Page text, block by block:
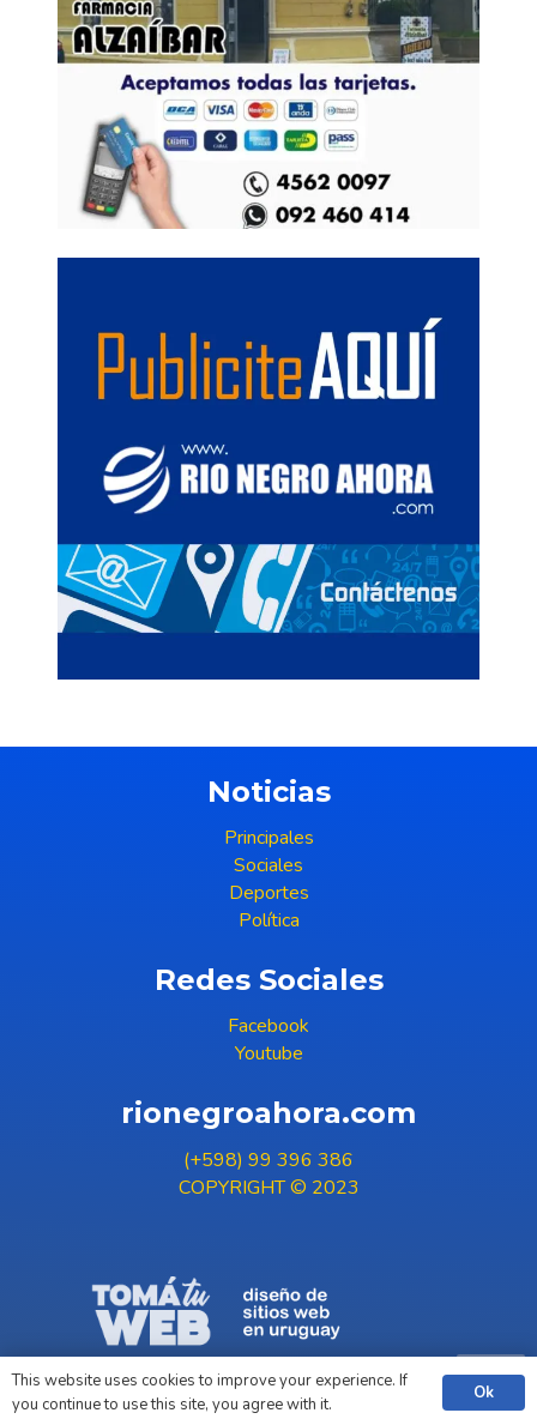
Noticias
Principales
Sociales
Deportes
Política
Redes Sociales
Facebook
Youtube
rionegroahora.com
(+598) 99 396 386
COPYRIGHT © 2023
This website uses cookies to improve your experience. If
you continue to use this site, you agree with it.
Ok